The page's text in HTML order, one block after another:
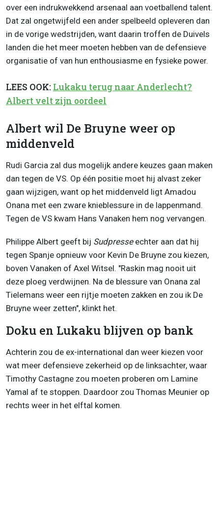
over een indrukwekkend arsenaal aan voetballend talent.
Dat zal ongetwijfeld een ander spelbeeld opleveren dan
in de vorige wedstrijden, want daarin troffen de Duivels
landen die het meer moeten hebben van de defensieve
organisatie of van hun enthousiasme en fysieke power.
LEES OOK: Lukaku terug naar Anderlecht?
Albert velt zijn oordeel
Albert wil De Bruyne weer op
middenveld
Rudi Garcia zal dus mogelijk andere keuzes gaan maken
dan tegen de VS. Op één positie moet hij alvast zeker
gaan wijzigen, want op het middenveld ligt Amadou
Onana met een zware knieblessure in de lappenmand.
Tegen de VS kwam Hans Vanaken hem nog vervangen.
Philippe Albert geeft bij Sudpresseechter aan dat hij
tegen Spanje opnieuw voor Kevin De Bruyne zou kiezen,
boven Vanaken of Axel Witsel. "Raskin mag nooit uit
deze ploeg verdwijnen. Na de blessure van Onana zal
Tielemans weer een rijtje moeten zakken en zou ik De
Bruyne weer zetten", klinkt het.
Doku en Lukaku blijven op bank
Achterin zou de ex-international dan weer kiezen voor
wat meer defensieve zekerheid op de linksachter, waar
Timothy Castagne zou moeten proberen om Lamine
Yamal af te stoppen. Daardoor zou Thomas Meunier op
rechts weer in het elftal komen.